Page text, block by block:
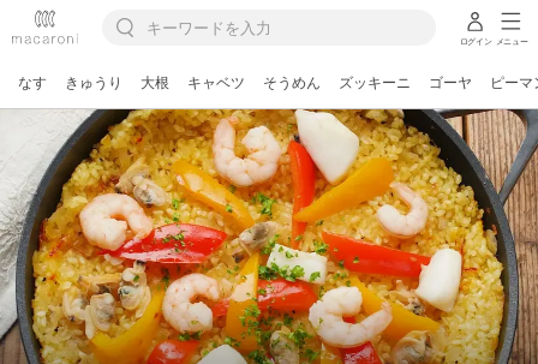
ログイン メニュー
なす きゅうり 大根 キャベツ そうめん ズッキーニ ゴーヤ ピーマ